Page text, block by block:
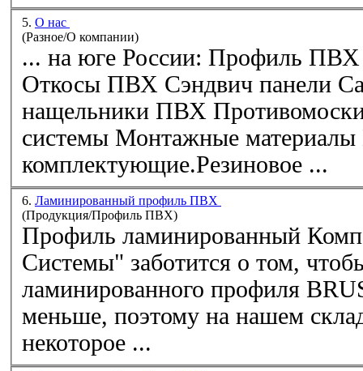
5. О нас
(Разное/О компании)
... на юге России: Профиль ПВХ
Откосы ПВХ
нащельники ПВХ
системы Монтажные материалы Прочие
комплектующие.Резиновое ...
6. Ламинированный профиль ПВХ
(Продукция/Профиль ПВХ)
Профиль
Системы" заботится о том,
ламинированного профиля BRUSBOX были как можно
меньше, поэтому на нашем складе
некоторое ...